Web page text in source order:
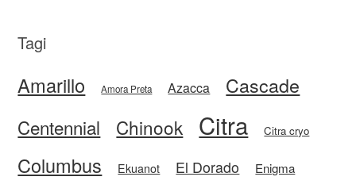
Tagi
Amarillo Amora Preta Azacca Cascade
Centennial Chinook Citra Citra cryo
Columbus Ekuanot El Dorado Enigma